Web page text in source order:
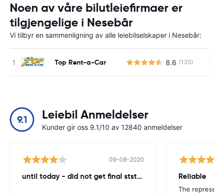
Noen av våre bilutleiefirmaer er
tilgjengelige i Nesebâr
Vi tilbyr en sammenligning av alle leiebilselskaper i Nesebâr:
Top Rent-a-Car 8.6 (135)
9.1 Leiebil Anmeldelser
Kunder gir oss 9.1/10 av 12840 anmeldelser
09-08-2020
until today - did not get final ststemant of the rent !! Reliable
The